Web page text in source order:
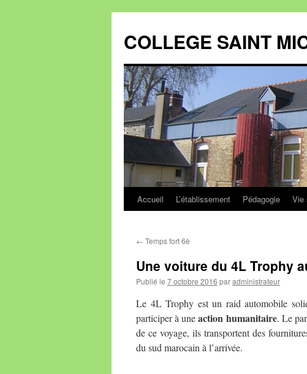
contenu
COLLEGE SAINT
Accueil L’établissement Pédagogie Vie
← Temps fort 6è
Une voiture du 4L Trophy
Publié le 7 octobre 2016 paradministrateur
Le 4L Trophy est un raid automobile
participer à uneaction humanitaire. Le
de ce voyage, ils transportent des
du sud marocain à l’arrivée.